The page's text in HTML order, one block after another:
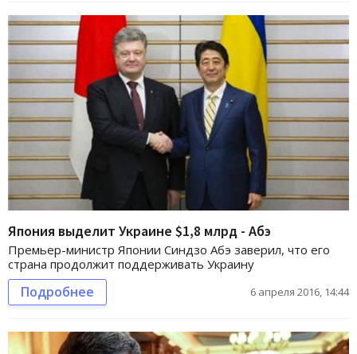
Япония выделит Украине $1,8 млрд - Абэ
Премьер-министр Японии Синдзо Абэ заверил, что его
страна продолжит поддерживать Украину
Подробнее 6 апреля 2016, 14:44